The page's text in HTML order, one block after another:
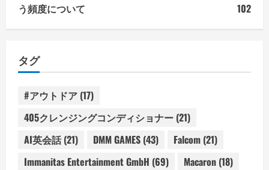
う頻度について
102
タグ
#アウトドア (17)
405クレンジングコンディショナー (21)
AI英会話(21) DMM GAMES (43) Falcom (21)
Immanitas Entertainment GmbH (69) Macaron (18)